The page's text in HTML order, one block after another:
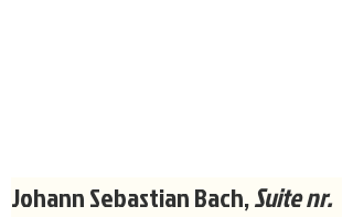
Johann Sebastian Bach,Suite nr.